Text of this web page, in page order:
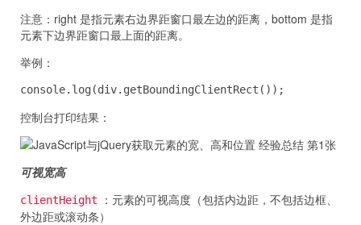
注意：right 是指元素右边界距窗口最左边的距离，bottom 是指
元素下边界距窗口最上面的距离。
举例：
console.log(div.getBoundingClientRect());
控制台打印结果：
可视宽高
clientHeight
：元素的可视高度（包括内边距，不包括边框、
外边距或滚动条）